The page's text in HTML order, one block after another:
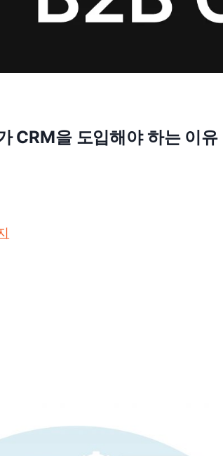
CRM을 도입해야 하는 이유